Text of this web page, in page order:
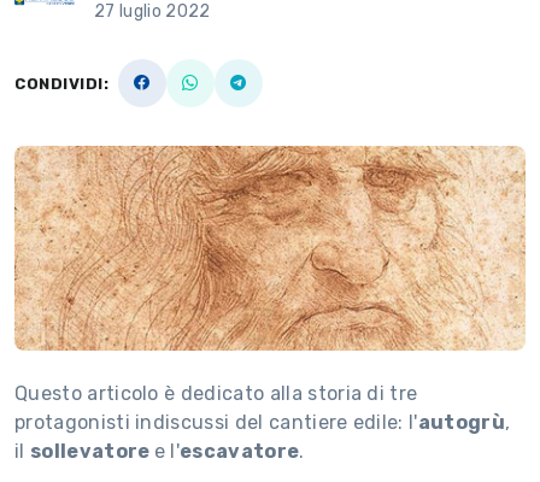
27 luglio 2022
CONDIVIDI:
Questo articolo è dedicato alla storia di tre
protagonisti indiscussi del cantiere edile: l'autogrù,
il sollevatore e l'escavatore.